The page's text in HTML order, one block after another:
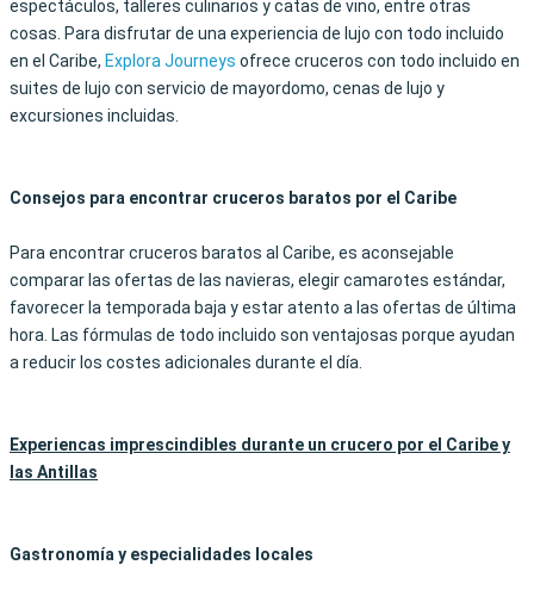
espectáculos, talleres culinarios y catas de vino, entre otras
cosas. Para disfrutar de una experiencia de lujo con todo incluido
en el Caribe, Explora Journeys ofrece cruceros con todo incluido en
suites de lujo con servicio de mayordomo, cenas de lujo y
excursiones incluidas.
Consejos para encontrar cruceros baratos por el Caribe
Para encontrar cruceros baratos al Caribe, es aconsejable
comparar las ofertas de las navieras, elegir camarotes estándar,
favorecer la temporada baja y estar atento a las ofertas de última
hora. Las fórmulas de todo incluido son ventajosas porque ayudan
a reducir los costes adicionales durante el día.
Experiencas imprescindibles durante un crucero por el Caribe y
las Antillas
Gastronomía y especialidades locales